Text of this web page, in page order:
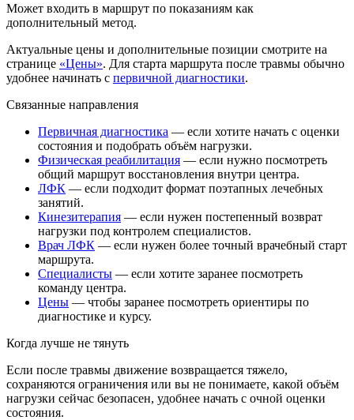
Может входить в маршрут по показаниям как
дополнительный метод.
Актуальные цены и дополнительные позиции смотрите на
странице «Цены». Для старта маршрута после травмы обычно
удобнее начинать с первичной диагностики.
Связанные направления
Первичная диагностика — если хотите начать с оценки
состояния и подобрать объём нагрузки.
Физическая реабилитация — если нужно посмотреть
общий маршрут восстановления внутри центра.
ЛФК — если подходит формат поэтапных лечебных
занятий.
Кинезитерапия — если нужен постепенный возврат
нагрузки под контролем специалистов.
Врач ЛФК — если нужен более точный врачебный старт
маршрута.
Специалисты — если хотите заранее посмотреть
команду центра.
Цены — чтобы заранее посмотреть ориентиры по
диагностике и курсу.
Когда лучше не тянуть
Если после травмы движение возвращается тяжело,
сохраняются ограничения или вы не понимаете, какой объём
нагрузки сейчас безопасен, удобнее начать с очной оценки
состояния.